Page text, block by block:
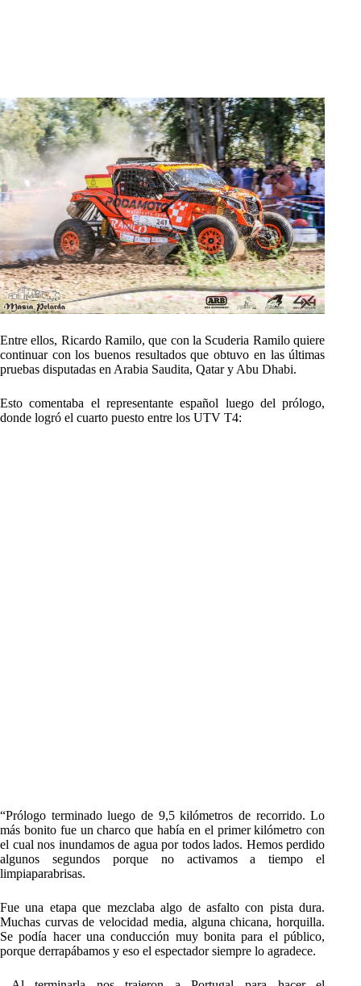
Entre ellos, Ricardo Ramilo, que con la Scuderia Ramilo quiere
continuar con los buenos resultados que obtuvo en las últimas
pruebas disputadas en Arabia Saudita, Qatar y Abu Dhabi.
Esto comentaba el representante español luego del prólogo,
donde logró el cuarto puesto entre los UTV T4:
“Prólogo terminado luego de 9,5 kilómetros de recorrido. Lo
más bonito fue un charco que había en el primer kilómetro con
el cual nos inundamos de agua por todos lados. Hemos perdido
algunos segundos porque no activamos a tiempo el
limpiaparabrisas.
Fue una etapa que mezclaba algo de asfalto con pista dura.
Muchas curvas de velocidad media, alguna chicana, horquilla.
Se podía hacer una conducción muy bonita para el público,
porque derrapábamos y eso el espectador siempre lo agradece.